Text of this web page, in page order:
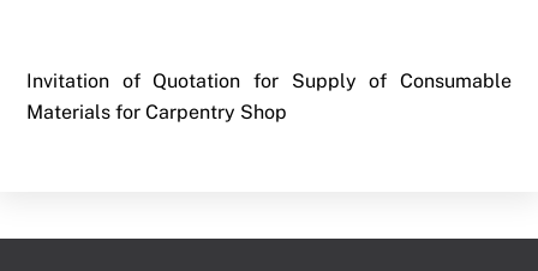
Invitation of Quotation for Supply of Consumable
Materials for Carpentry Shop